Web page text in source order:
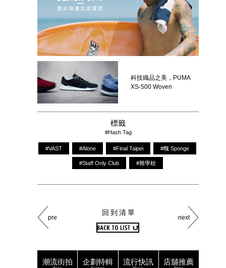
科技織品之美，PUMA
XS-500 Woven
標籤
#Hash Tag
#VAST #Alone #Final Taipei #醜 Sponge
#Staff Only Club #雜學校
pre next
回到清單
潮流街拍 企劃特輯 流行快訊 店舖推薦